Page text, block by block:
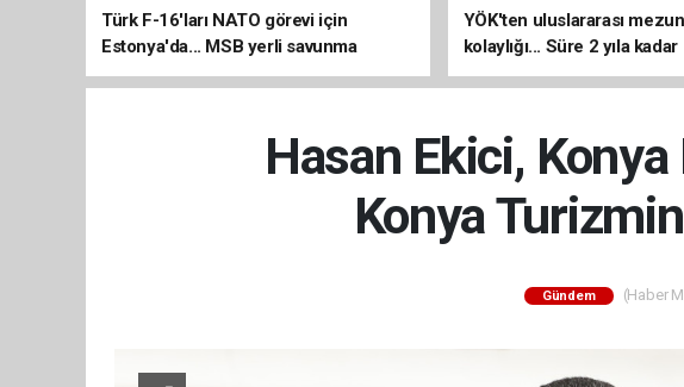
Türk F-16'ları NATO görevi için
Estonya'da... MSB yerli savunma
sistemleriyle güçleniyor
YÖK'ten uluslararası
kolaylığı... Süre 2 yıla kadar
uzatılabilecek
Hasan Ekici,
Konya
Gündem (Haber